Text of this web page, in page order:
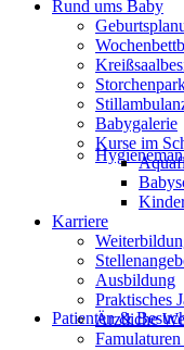
Patienten &
Rund ums Baby
Babygalerie
Kurse im
Karriere
Ausbildung
Praktisches
Ärztliche